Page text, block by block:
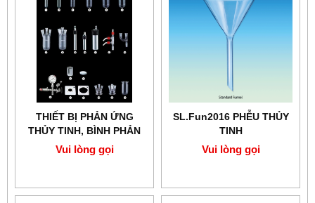
THIẾT BỊ PHẢN ỨNG
THỦY TINH, BÌNH PHẢN
ỨNG SCILAB
Vui lòng gọi
SL.Fun2016 PHỄU THỦY
TINH
Vui lòng gọi